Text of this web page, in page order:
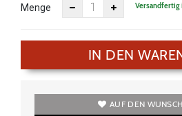
Menge Versandfertig
IN DEN
AUF DEN